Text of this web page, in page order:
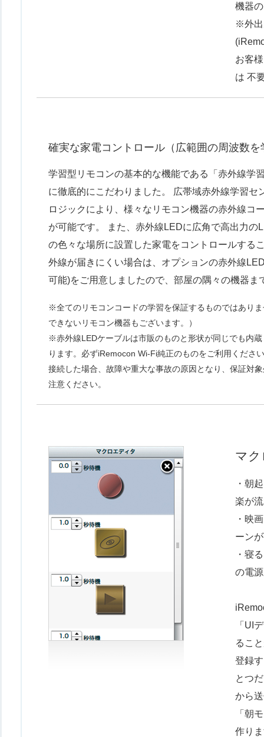
機器
※外出
お客
は 不
確実な家電コントロール（広範囲の周波数
学習型リモコンの基本的な機能である「赤外線学
に徹底的にこだわりました。 広帯域赤外線学習セ
ロジックにより、様々なリモコン機器の赤外線コ
が可能です。 また、赤外線LEDに広角で高出力の
の色々な場所に設置した家電をコントロールする
外線が届きにくい場合は、オプションの赤外線
可能)をご用意しましたので、部屋の隅々の機器ま
※全てのリモコンコードの学習を保証するものではあり
できないリモコン機器もございます。）
※赤外線LEDケーブルは市販のものと形状が同じでも内
ります。必ずiRemocon Wi-Fi純正のものをご利用くださ
接続した場合、故障や重大な事故の原因となり、保証対
注意ください。
マク
・朝
楽が
・映
ーン
・寝
の電
「UI
るこ
登録
とつ
から
「朝
作り